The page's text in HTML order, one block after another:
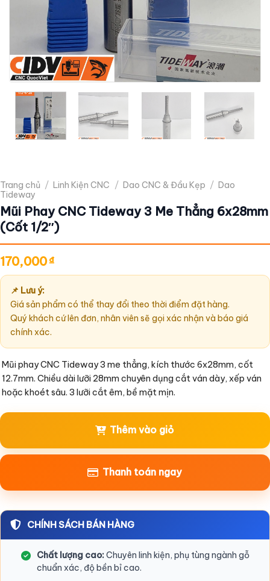
Trang chủ / Linh Kiện CNC / Dao CNC & Đầu Kẹp / Dao
Tideway
Mũi Phay CNC Tideway 3 Me Thẳng 6x28mm
(Cốt 1/2″)
170,000₫
📌 Lưu ý:
Giá sản phẩm có thể thay đổi theo thời điểm đặt hàng.
Quý khách cứ lên đơn, nhân viên sẽ gọi xác nhận và báo giá
chính xác.
Mũi phay CNC Tideway 3 me thẳng, kích thước 6x28mm, cốt
12.7mm. Chiều dài lưỡi 28mm chuyên dụng cắt ván dày, xếp ván
Thêm vào giỏ
Thanh toán ngay
CHÍNH SÁCH BÁN HÀNG
Chất lượng cao:Chuyên linh kiện, phụ tùng ngành gỗ
chuẩn xác, độ bền bỉ cao.